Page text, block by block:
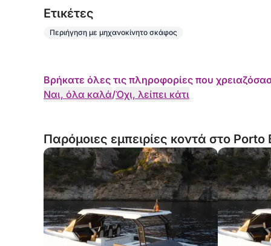
Eτικέτες
Περιήγηση με μηχανοκίνητο σκάφος
Βρήκατε όλες τις πληροφορίες που
Ναι, όλα καλά/Όχι, λείπει κάτι
Παρόμοιες εμπειρίες κοντά στο Porto